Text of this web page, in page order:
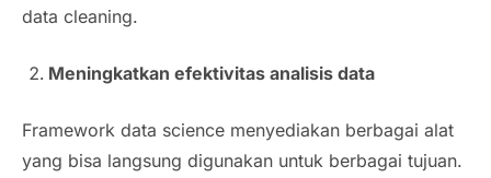
data cleaning.
Meningkatkan efektivitas analisis data
Framework data science menyediakan berbagai alat
yang bisa langsung digunakan untuk berbagai tujuan.